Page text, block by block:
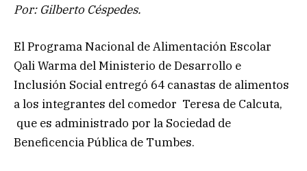
Por: Gilberto Céspedes.
El Programa Nacional de Alimentación Escolar
Qali Warma del Ministerio de Desarrollo e
Inclusión Social entregó 64 canastas de alimentos
a los integrantes del comedor Teresa de Calcuta,
que es administrado por la Sociedad de
Beneficencia Pública de Tumbes.